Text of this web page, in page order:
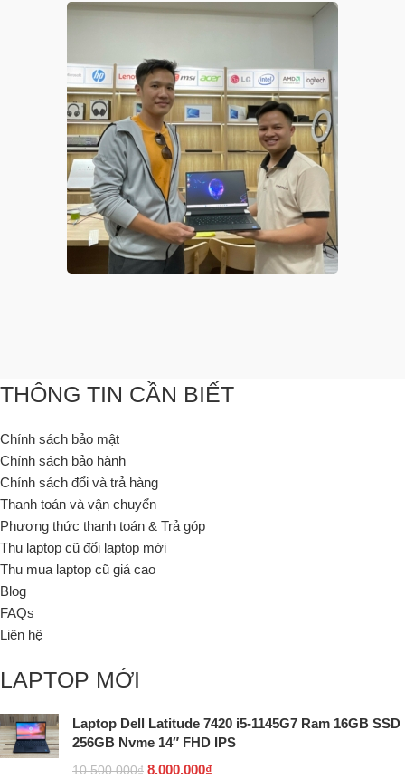
THÔNG TIN CẦN BIẾT
Chính sách bảo mật
Chính sách bảo hành
Chính sách đổi và trả hàng
Thanh toán và vận chuyển
Phương thức thanh toán & Trả góp
Thu laptop cũ đổi laptop mới
Thu mua laptop cũ giá cao
Blog
FAQs
Liên hệ
LAPTOP MỚI
Laptop Dell Latitude 7420 i5-1145G7 Ram 16GB SSD
256GB Nvme 14″ FHD IPS
10.500.000₫ 8.000.000₫